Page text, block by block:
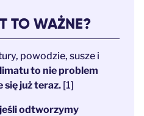
TO WAŻNE?
powodzie, susze i
to nie problem
się już teraz. [1]
odtworzymy